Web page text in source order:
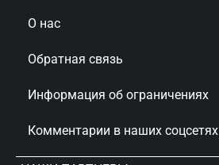
О нас
Обратная связь
Информация об ограничениях
Комментарии в наших соцсетях